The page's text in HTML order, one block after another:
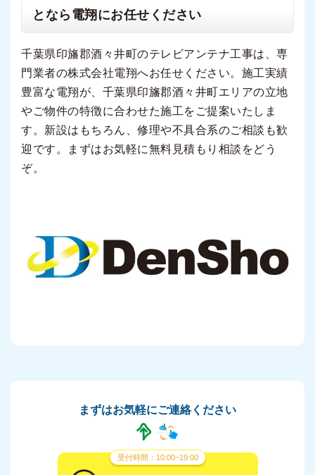
となら電翔にお任せください
千葉県印旛郡酒々井町のテレビアンテナ工事は、専
門業者の株式会社電翔へお任せください。施工実績
豊富な電翔が、千葉県印旛郡酒々井町エリアの立地
やご物件の特徴に合わせた施工をご提案いたしま
す。新設はもちろん、修理や不具合系のご相談も歓
迎です。まずはお気軽に無料見積もり相談をどう
ぞ。
まずはお気軽にご連絡ください
受付時間：10:00~19:00